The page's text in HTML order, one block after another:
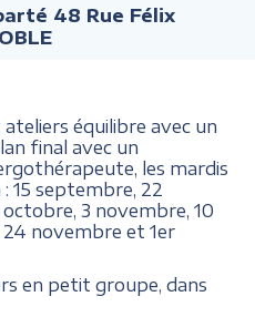
48 Rue Félix
équilibre avec un
final avec un
les mardis
15 septembre, 22
3 novembre, 10
novembre et 1er
en petit groupe, dans